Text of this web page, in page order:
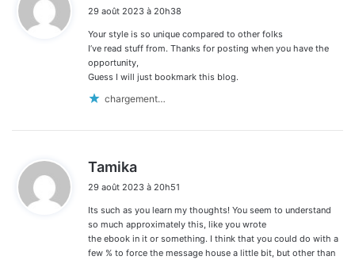
t
:
29 août 2023 à 20h38
Your style is so unique compared to other folks
I’ve read stuff from. Thanks for posting when you have the
opportunity,
Guess I will just bookmark this blog.
chargement…
Tamika
t
:
29 août 2023 à 20h51
Its such as you learn my thoughts! You seem to understand
so much approximately this, like you wrote
the ebook in it or something. I think that you could do with a
few % to force the message house a little bit, but other than